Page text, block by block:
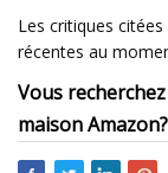
Les critiques
récentes au
Vous
maison